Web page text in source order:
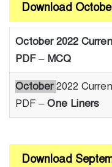
Download
October 2022
PDF– MCQ
October2022
PDF –One Liners
Download